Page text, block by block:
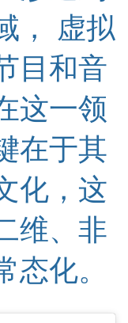
， 虚拟
目和音
这一领
在于其
化，这
维、非
化。